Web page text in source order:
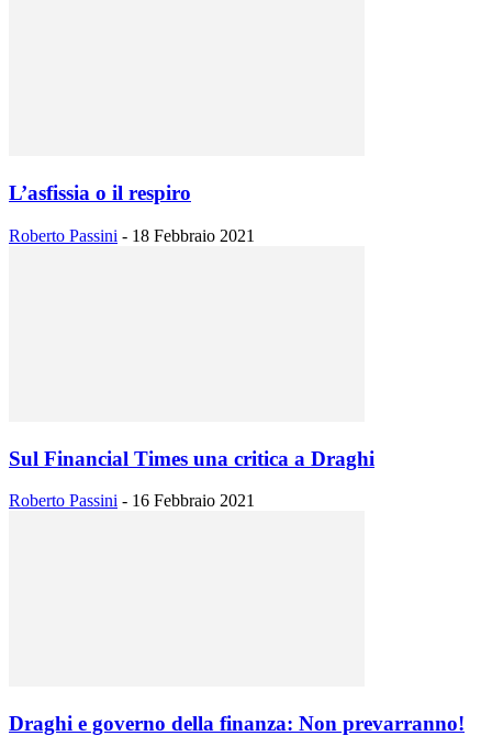
L’asfissia o il respiro
Roberto Passini - 18 Febbraio 2021
Sul Financial Times una critica a Draghi
Roberto Passini - 16 Febbraio 2021
Draghi e governo della finanza: Non prevarranno!